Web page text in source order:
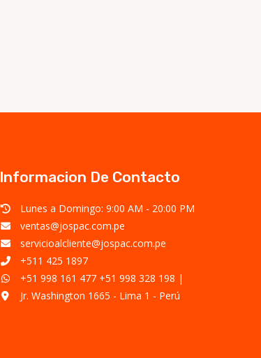
Informacion De Contacto
Lunes a Domingo: 9:00 AM - 20:00 PM
ventas@jospac.com.pe
servicioalcliente@jospac.com.pe
+511 425 1897
+51 998 161 477 +51 998 328 198 |
Jr. Washington 1665 - Lima 1 - Perú